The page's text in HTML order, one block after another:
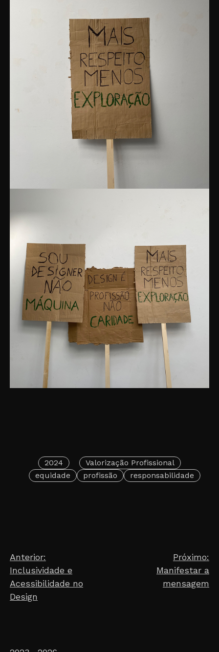
2024
Valorização Profissional
equidade
profissão responsabilidade
Post
navigation
Anterior:
Inclusividade e
Acessibilidade no
Design
Próximo:
Manifestar a
mensagem